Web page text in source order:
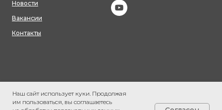
Наш сайт использует куки. Продолжая
им пользоваться, вы соглашаетесь
Новости
Вакансии
Контакты